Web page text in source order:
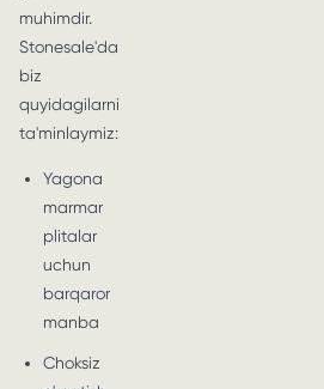
muhimdir.
Stonesale'da
biz
quyidagilarni
ta'minlaymiz:
Yagona
marmar
plitalar
uchun
barqaror
manba
Choksiz